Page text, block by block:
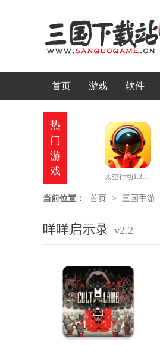
首页 游戏 软件
热
门
游
戏
太空行动1.37情人节版本
当前位置： 首页 > 三国手游
咩咩启示录 v2.2